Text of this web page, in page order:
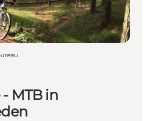
MTB in